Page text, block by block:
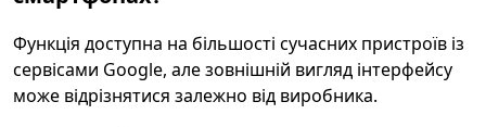
Функція доступна на більшості сучасних пристроїв із
сервісами Google, але зовнішній вигляд інтерфейсу
може відрізнятися залежно від виробника.